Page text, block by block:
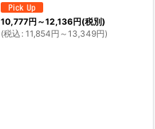
10,777円 ～12,136円(税別)
(税込 : 11,854円 ～13,349円)